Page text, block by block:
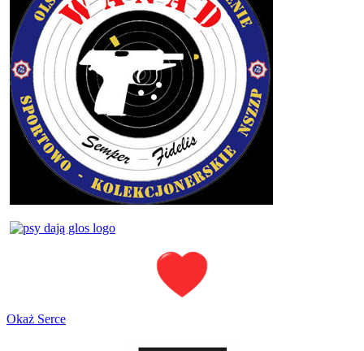
Okaż Serce